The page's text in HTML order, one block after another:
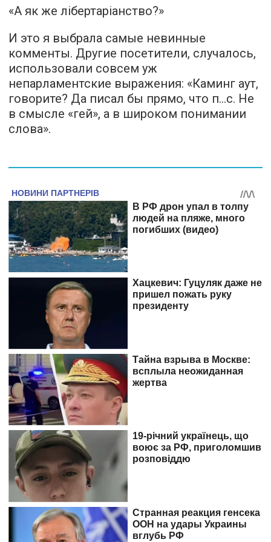
«А як же лібертаріанство?»
И это я выбрала самые невинные
комменты. Другие посетители, случалось,
использовали совсем уж
непарламентские выражения: «Каминг аут,
говорите? Да писал бы прямо, что п…с. Не
в смысле «гей», а в широком понимании
слова».